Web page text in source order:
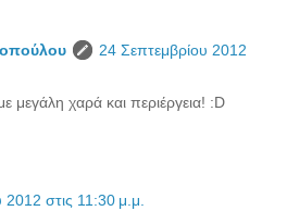
24 Σεπτεμβρίου 2012
μεγάλη χαρά και περιέργεια! :D
στις 11:30 μ.μ.